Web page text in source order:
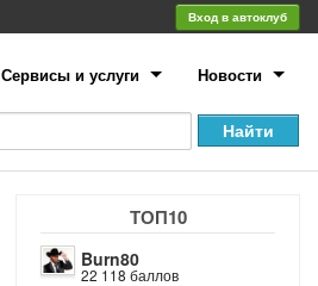
Вход в автоклуб
Сервисы и услуги Новости
ТОП10
Burn80
22 118 баллов